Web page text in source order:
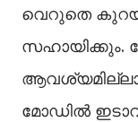
വെറുതെ
മോഡിൽ